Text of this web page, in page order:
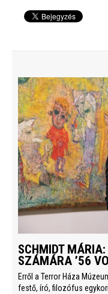
SCHMIDT
SZÁMÁRA ’56
Erről a Terror Háza
festő, író, filozófus